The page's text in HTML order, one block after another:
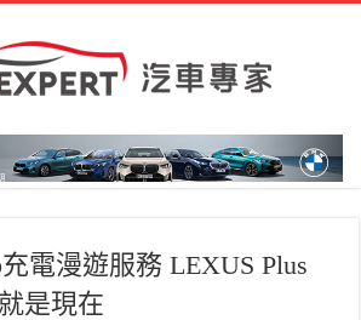
電漫遊服務 LEXUS Plus
是現在